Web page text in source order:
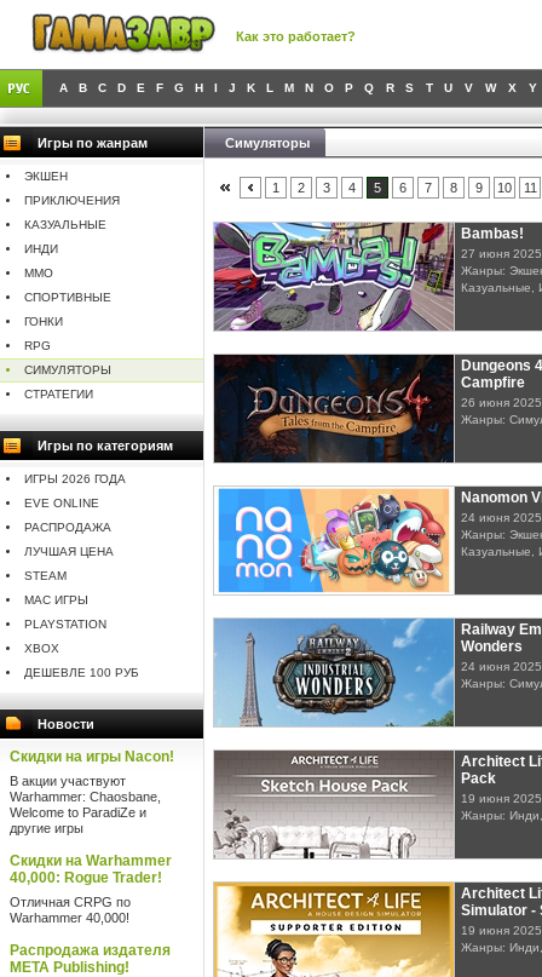
Как это работает?
A B C D E F G H I J K L M N O P Q R S T U V W X Y
Игры по жанрам
ЭКШЕН
ПРИКЛЮЧЕНИЯ
КАЗУАЛЬНЫЕ
ИНДИ
MMO
СПОРТИВНЫЕ
ГОНКИ
RPG
СИМУЛЯТОРЫ
СТРАТЕГИИ
Игры по категориям
ИГРЫ 2026 ГОДА
EVE ONLINE
РАСПРОДАЖА
ЛУЧШАЯ ЦЕНА
STEAM
MAC ИГРЫ
PLAYSTATION
XBOX
ДЕШЕВЛЕ 100 РУБ
Новости
Скидки на игры Nacon!
В акции участвуют
Warhammer: Chaosbane,
Welcome to ParadiZe и
другие игры
Скидки на Warhammer
40,000: Rogue Trader!
Отличная CRPG по
Warhammer 40,000!
Распродажа издателя
META Publishing!
Симуляторы
1 2 3 4 5 6 7 8 9 10 11
Bambas!
27 июня 2025
Жанры:
Казуальные,
Dungeons
Campfire
26 июня 2025
Жанры:
Nanomon
24 июня 2025
Жанры:
Казуальные,
Railway
Wonders
24 июня 2025
Жанры:
Architect
Pack
19 июня 2025
Жанры:
Architect
Simulator -
19 июня 2025
Жанры: